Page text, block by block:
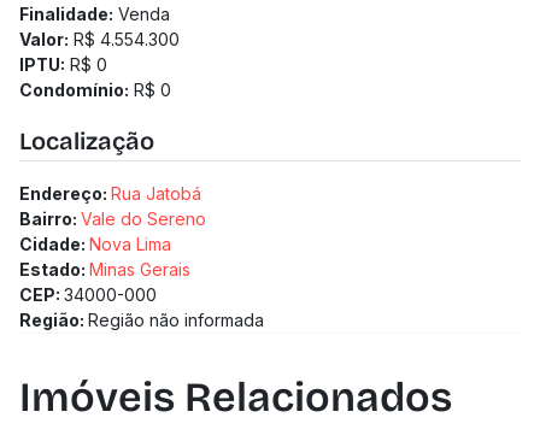
Finalidade: Venda
Valor: R$ 4.554.300
IPTU: R$ 0
Condomínio: R$ 0
Localização
Endereço: Rua Jatobá
Bairro: Vale do Sereno
Cidade: Nova Lima
Estado: Minas Gerais
CEP: 34000-000
Região: Região não informada
Imóveis Relacionados